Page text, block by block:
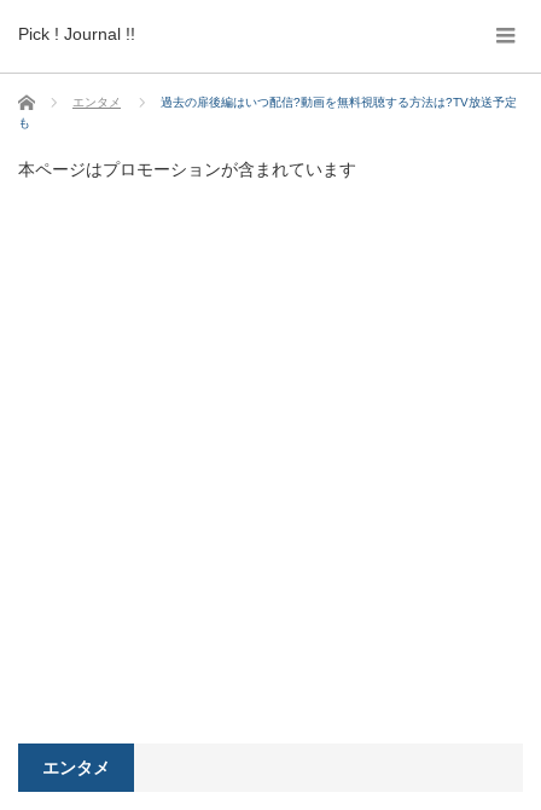
Pick ! Journal !!
ホーム エンタメ
過去の扉後編はいつ配信?動画を無料視聴する方法は?TV放送予定
も
本ページはプロモーションが含まれています
エンタメ